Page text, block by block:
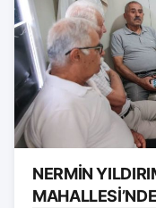
NERMİN